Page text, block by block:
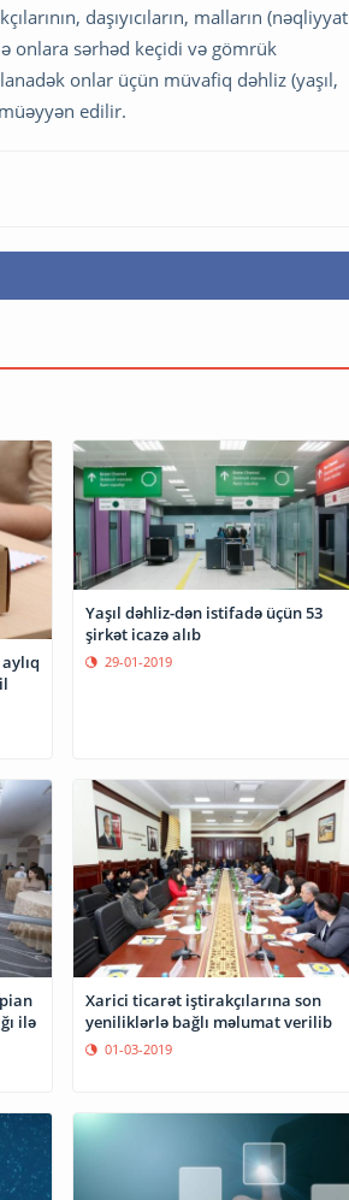
daşıyıcıların, malların (nəqliyyat
onlara sərhəd keçidi və gömrük
onlar üçün müvafiq dəhliz (yaşıl,
edilir.
Yaşıl dəhliz-dən istifadə üçün 53
şirkət icazə alıb
29-01-2019
ilə
Xarici ticarət iştirakçılarına son
yeniliklərlə bağlı məlumat verilib
01-03-2019